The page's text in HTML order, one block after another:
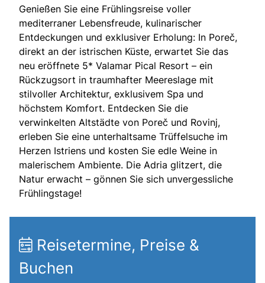
Genießen Sie eine Frühlingsreise voller
mediterraner Lebensfreude, kulinarischer
Entdeckungen und exklusiver Erholung: In Poreč,
direkt an der istrischen Küste, erwartet Sie das
neu eröffnete 5* Valamar Pical Resort – ein
Rückzugsort in traumhafter Meereslage mit
stilvoller Architektur, exklusivem Spa und
höchstem Komfort. Entdecken Sie die
verwinkelten Altstädte von Poreč und Rovinj,
erleben Sie eine unterhaltsame Trüffelsuche im
Herzen Istriens und kosten Sie edle Weine in
malerischem Ambiente. Die Adria glitzert, die
Natur erwacht – gönnen Sie sich unvergessliche
Frühlingstage!
Reisetermine, Preise &
Buchen